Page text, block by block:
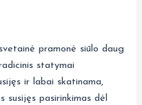
pramonė siūlo daug
statymai
ir labai skatinama,
susijęs pasirinkimas dėl